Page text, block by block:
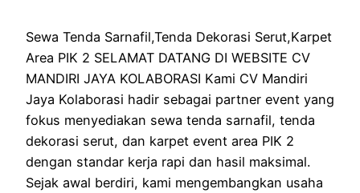
Sewa Tenda Sarnafil,Tenda Dekorasi Serut,Karpet
Area PIK 2 SELAMAT DATANG DI WEBSITE CV
MANDIRI JAYA KOLABORASI Kami CV Mandiri
Jaya Kolaborasi hadir sebagai partner event yang
fokus menyediakan sewa tenda sarnafil, tenda
dekorasi serut, dan karpet event area PIK 2
dengan standar kerja rapi dan hasil maksimal.
Sejak awal berdiri, kami mengembangkan usaha